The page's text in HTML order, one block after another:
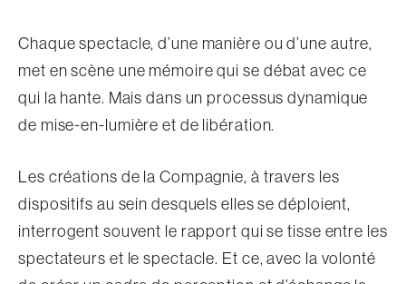
Chaque spectacle, d’une manière ou d’une autre,
met en scène une mémoire qui se débat avec ce
qui la hante. Mais dans un processus dynamique
de mise-en-lumière et de libération.
Les créations de la Compagnie, à travers les
dispositifs au sein desquels elles se déploient,
interrogent souvent le rapport qui se tisse entre les
spectateurs et le spectacle. Et ce, avec la volonté